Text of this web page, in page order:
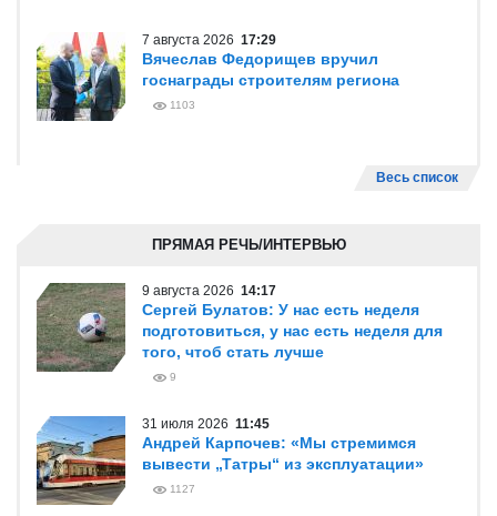
7 августа 2026 17:29
Вячеслав Федорищев вручил
госнаграды строителям региона
1103
Весь список
ПРЯМАЯ РЕЧЬ/ИНТЕРВЬЮ
9 августа 2026 14:17
Сергей Булатов: У нас есть неделя
подготовиться, у нас есть неделя для
того, чтоб стать лучше
9
31 июля 2026 11:45
Андрей Карпочев: «Мы стремимся
вывести „Татры“ из эксплуатации»
1127